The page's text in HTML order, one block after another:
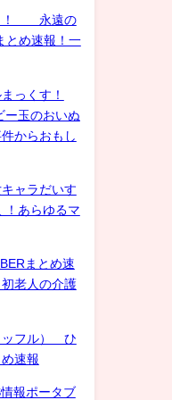
！！ 永遠の
め速報！一
っくす！
ー玉のおいぬ
からおもし
ャラだいす
！あらゆるマ
まとめ速
老人の介護
ッフル） ひ
速報
報ポータブ